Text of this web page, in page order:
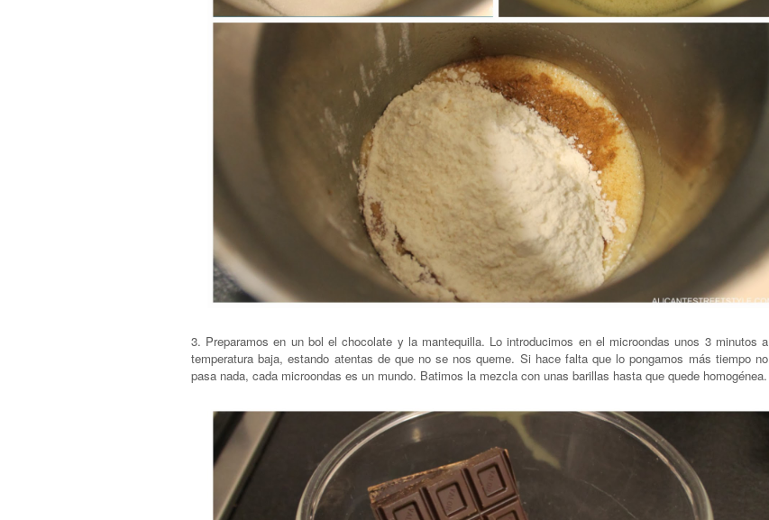
3. Preparamos en un bol el chocolate y la mantequilla. Lo introducimos en el microondas unos 3 minutos a
temperatura baja, estando atentas de que no se nos queme. Si hace falta que lo pongamos más tiempo no
pasa nada, cada microondas es un mundo. Batimos la mezcla con unas barillas hasta que quede homogénea.